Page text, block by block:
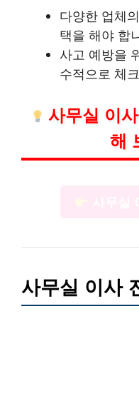
다양한 업체
택을 해야 합
사고 예방을
수적으로 체
사무실 이
해
사무실 이사